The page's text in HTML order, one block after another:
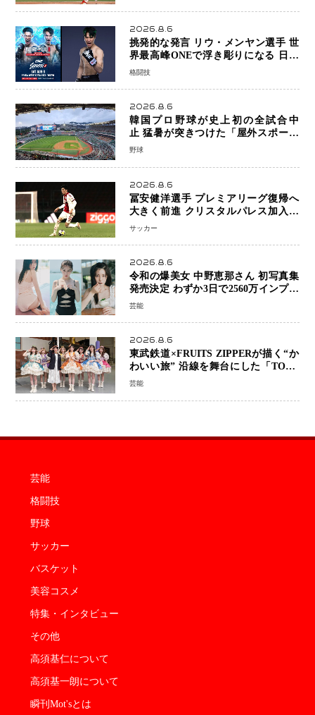
2026.8.6
挑発的な発言 リウ・メンヤン選手 世
界最高峰ONEで浮き彫りになる 日本
キックボクシングが直面する“技術
格闘技
2026.8.6
韓国プロ野球が史上初の全試合中
止 猛暑が突きつけた「屋外スポーツ
の限界」 日本発のドーム型施設時代
野球
2026.8.6
冨安健洋選手 プレミアリーグ復帰へ
大きく前進 クリスタルパレス加入目
前 メディカルチェックも通過
サッカー
2026.8.6
令和の爆美女 中野恵那さん 初写真集
発売決定 わずか3日で2560万インプレ
ッションを記録した話題の美貌を凝縮
芸能
2026.8.6
東武鉄道×FRUITS ZIPPERが描く“か
わいい旅” 沿線を舞台にした「TOBU
KAWAII PROJECT」が開幕
芸能
芸能
格闘技
野球
サッカー
バスケット
美容コスメ
特集・インタビュー
その他
高須基仁について
高須基一朗について
瞬刊Mot'sとは